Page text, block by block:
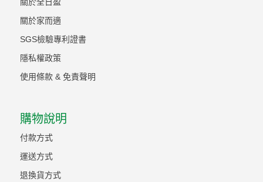
關於家而適
SGS檢驗專利證書
隱私權政策
使用條款 & 免責聲明
購物說明
付款方式
運送方式
退換貨方式